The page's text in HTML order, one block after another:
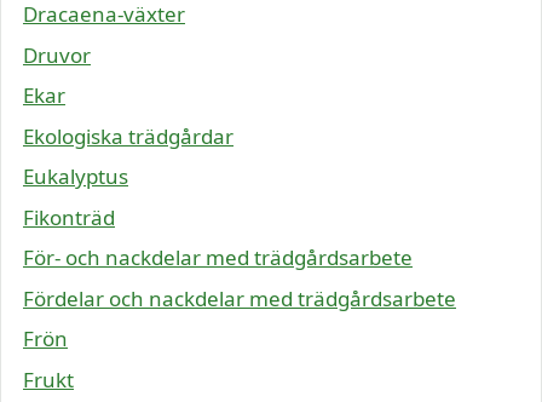
Dracaena-växter
Druvor
Ekar
Ekologiska trädgårdar
Eukalyptus
Fikonträd
För- och nackdelar med trädgårdsarbete
Fördelar och nackdelar med trädgårdsarbete
Frön
Frukt